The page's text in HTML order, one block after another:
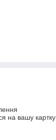
на вашу картку